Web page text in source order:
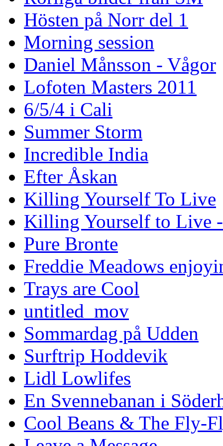
Hösten på Norr del 1
Morning session
Daniel Månsson - Vågor
Lofoten Masters 2011
6/5/4 i Cali
Summer Storm
Incredible India
Efter Åskan
Killing Yourself To Live
Killing Yourself to Live -
Pure Bronte
Freddie Meadows
Trays are Cool
untitled_mov
Sommardag på Udden
Surftrip Hoddevik
Lidl Lowlifes
En Svennebanan i
Cool Beans & The Fly-